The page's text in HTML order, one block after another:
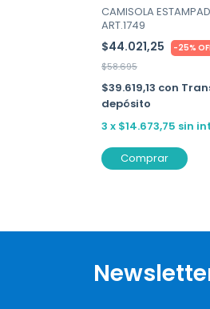
CAMISOLA
ART.1749
$44.021,25 -25%
$58.695
$39.619,13 con
depósito
3 x $14.673,75 sin
Comprar